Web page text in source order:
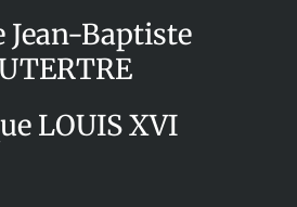
Jean-Baptiste
LOUIS XVI